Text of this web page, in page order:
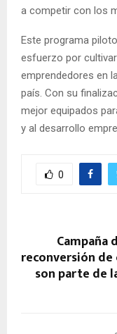
a competir con los
Este programa
esfuerzo por
emprendedores en
país. Con su
mejor equipados
y al desarrollo
0
Campaña
reconversión
son parte de